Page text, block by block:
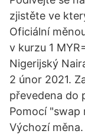
zjistěte ve
Oficiální
v kurzu 1
Nigerijský
2 únor 2021.
převedena do
Pomocí "swap
Výchozí